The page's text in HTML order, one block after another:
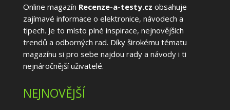
Online magazín Recenze-a-testy.cz obsahuje
zajímavé informace o elektronice, návodech a
tipech. Je to místo plné inspirace, nejnovějších
trendů a odborných rad. Díky širokému tématu
magazínu si pro sebe najdou rady a návody i ti
nejnáročnější uživatelé.
NEJNOVĚJŠÍ